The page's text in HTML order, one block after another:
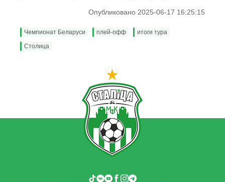
Опубликовано 2025-06-17 16:25:15
Чемпионат Беларуси плей-офф
итоги тура
Столица